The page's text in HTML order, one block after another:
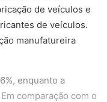
de veículos e
de veículos.
manufatureira
enquanto a
comparação com o